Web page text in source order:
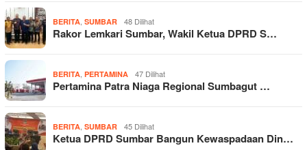
BERITA SUMBAR 48 Dilihat
Rakor Lemkari Sumbar, Wakil Ketua DPRD S…
BERITA PERTAMINA 47 Dilihat
Pertamina Patra Niaga Regional Sumbagut …
BERITA SUMBAR 45 Dilihat
Ketua DPRD Sumbar Bangun Kewaspadaan Din…